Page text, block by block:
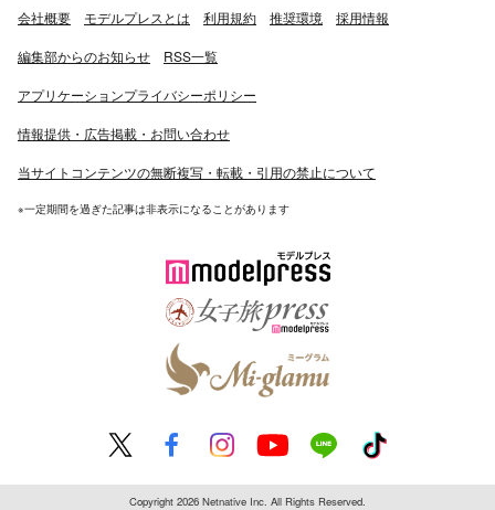
会社概要 モデルプレスとは 利用規約 推奨環境 採用情報
編集部からのお知らせ RSS一覧
アプリケーションプライバシーポリシー
情報提供・広告掲載・お問い合わせ
当サイトコンテンツの無断複写・転載・引用の禁止について
※一定期間を過ぎた記事は非表示になることがあります
Copyright 2026 Netnative Inc. All Rights Reserved.